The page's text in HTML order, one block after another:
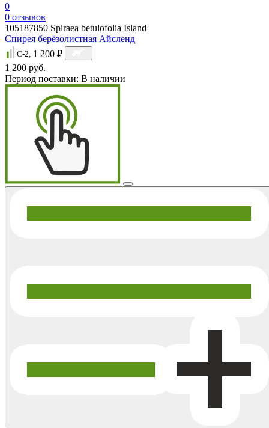
0
0 отзывов
105187850 Spiraea betulofolia Island
Спирея берёзолистная Айсленд
C-2, 1 200 ₽
1 200 руб.
Период поставки: В наличии